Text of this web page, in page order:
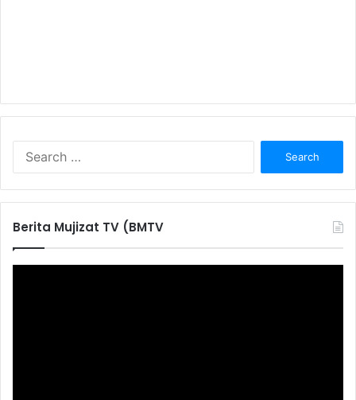
f
o
Berita Mujizat TV (BMTV